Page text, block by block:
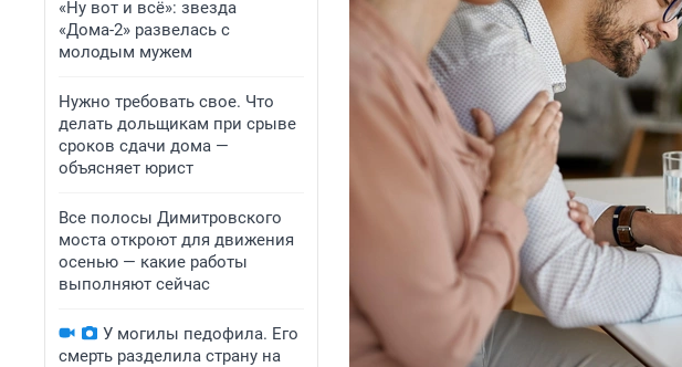
«Ну вот и всё»: звезда
«Дома-2» развелась с
молодым мужем
Нужно требовать свое. Что
делать дольщикам при срыве
сроков сдачи дома —
объясняет юрист
Все полосы Димитровского
моста откроют для движения
осенью — какие работы
выполняют сейчас
У могилы педофила. Его
смерть разделила страну на